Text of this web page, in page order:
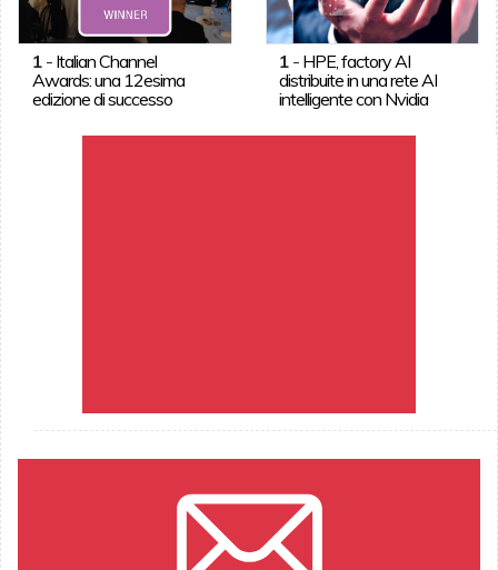
1- Italian Channel
Awards: una 12esima
edizione di successo
1 - HPE, factory AI
distribuite in una rete AI
intelligente con Nvidia